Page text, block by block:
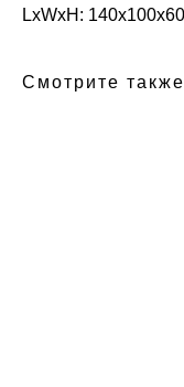
LxWxH:
Смотрите